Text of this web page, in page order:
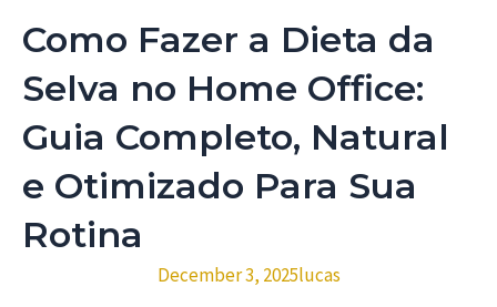
Como Fazer a Dieta da
Selva no Home Office:
Guia Completo, Natural
e Otimizado Para Sua
Rotina
December 3, 2025lucas